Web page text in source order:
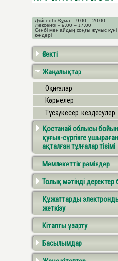
Дүйсенбі-Жұма – 9.00 – 20.00
Жексенбі – 9.00 – 17.00
Сенбі мен айдың соңғы жұмыс
күндері
Өзекті
Жаңалықтар
Оқиғалар
Көрмелер
Тұсаукесер, кездесулер
Қостанай облысы
қуғын-сүргінге
ақталған тұлғалар тізімі
Мемлекеттік рәміздер
Толық мәтінді деректер
Құжаттарды
жеткізу
Кітапты ұзарту
Басылымдар